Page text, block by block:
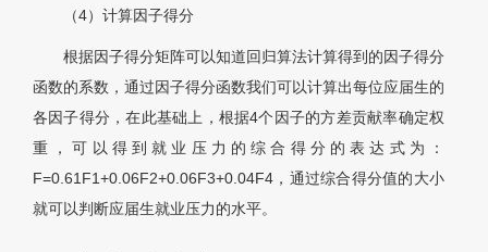
（4）计算因子得分
根据因子得分矩阵可以知道回归算法计算得到的因子得分
函数的系数，通过因子得分函数我们可以计算出每位应届生的
各因子得分，在此基础上，根据4个因子的方差贡献率确定权
重，可以得到就业压力的综合得分的表达式为：
F=0.61F1+0.06F2+0.06F3+0.04F4，通过综合得分值的大小
就可以判断应届生就业压力的水平。